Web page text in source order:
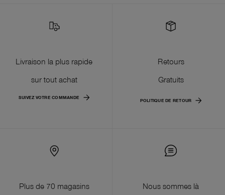
Livraison la plus rapide
sur tout achat
SUIVEZ VOTRE COMMANDE
Retours
Gratuits
POLITIQUE DE RETOUR
Plus de 70 magasins
Nous sommes là